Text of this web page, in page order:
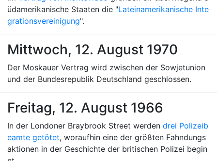
üdamerikanische Staaten die "Lateinamerikanische Inte
grationsvereinigung".
Mittwoch, 12. August 1970
Der Moskauer Vertrag wird zwischen der Sowjetunion
und der Bundesrepublik Deutschland geschlossen.
Freitag, 12. August 1966
In der Londoner Braybrook Street werden drei Polizeib
eamte getötet, woraufhin eine der größten Fahndungs
aktionen in der Geschichte der britischen Polizei begin